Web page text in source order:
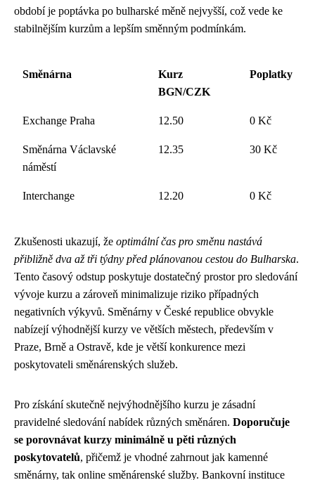
období je poptávka po bulharské měně nejvyšší, což vede ke
stabilnějším kurzům a lepším směnným podmínkám.
Směnárna
Kurz
BGN/CZK
Poplatky
Exchange Praha 12.50 0 Kč
Směnárna Václavské
náměstí
12.35 30 Kč
Interchange 12.20 0 Kč
Zkušenosti ukazují, že optimální čas pro směnu nastává
přibližně dva až tři týdny před plánovanou cestou do Bulharska.
Tento časový odstup poskytuje dostatečný prostor pro sledování
vývoje kurzu a zároveň minimalizuje riziko případných
negativních výkyvů. Směnárny v České republice obvykle
nabízejí výhodnější kurzy ve větších městech, především v
Praze, Brně a Ostravě, kde je větší konkurence mezi
poskytovateli směnárenských služeb.
Pro získání skutečně nejvýhodnějšího kurzu je zásadní
pravidelné sledování nabídek různých směnáren. Doporučuje
se porovnávat kurzy minimálně u pěti různých
poskytovatelů, přičemž je vhodné zahrnout jak kamenné
směnárny, tak online směnárenské služby. Bankovní instituce